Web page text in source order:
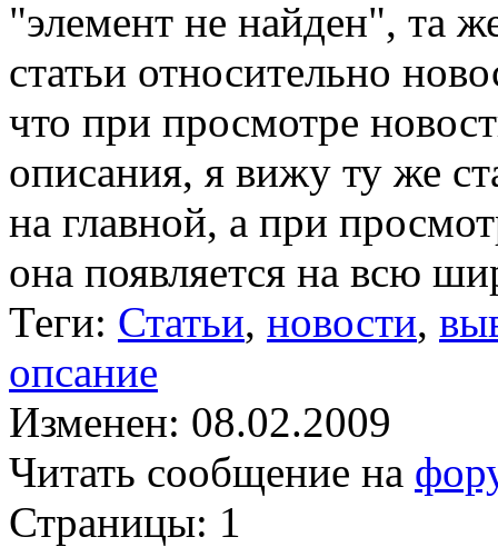
"элемент не найден", та
статьи относительно
что при просмотре
описания, я вижу ту же
на главной, а при
она появляется на всю
Теги: Статьи, новости,
опсание
Изменен: 08.02.2009
Читать сообщение на
Страницы: 1